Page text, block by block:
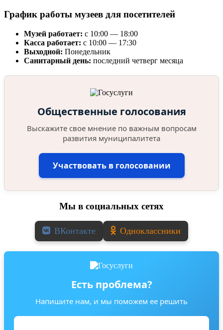
График работы музеев для посетителей
Музей работает: с 10:00 — 18:00
Касса работает: с 10:00 — 17:30
Выходной: Понедельник
Санитарный день: последний четверг месяца
Общественные голосования
Выскажите свое мнение по важным вопросам
развития муниципалитета
Участвовать в голосовании
Мы в социальных сетях
ВКонтакте Одноклассники
Есть проблема?
Напишите нам, и мы поможем ее решить